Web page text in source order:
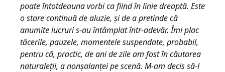
poate întotdeauna vorbi ca fiind în linie dreaptă. Este
o stare continuă de aluzie, şi de a pretinde că
anumite lucruri s-au întâmplat într-adevăr. Îmi plac
tăcerile, pauzele, momentele suspendate, probabil,
pentru că, practic, de ani de zile am fost în căutarea
naturaleţii, a nonşalanţei pe scenă. M-am decis să-l